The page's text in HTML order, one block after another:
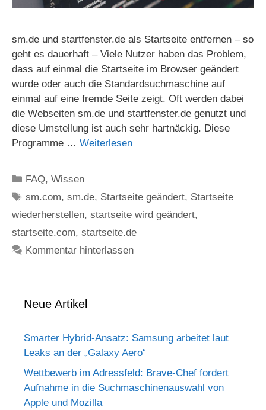
sm.de und startfenster.de als Startseite entfernen – so
geht es dauerhaft – Viele Nutzer haben das Problem,
dass auf einmal die Startseite im Browser geändert
wurde oder auch die Standardsuchmaschine auf
einmal auf eine fremde Seite zeigt. Oft werden dabei
die Webseiten sm.de und startfenster.de genutzt und
diese Umstellung ist auch sehr hartnäckig. Diese
Programme … Weiterlesen
Kategorien
FAQ,Wissen
Schlagwörter
sm.com,sm.de, Startseite geändert, Startseite
wiederherstellen, startseite wird geändert,
startseite.com, startseite.de
Kommentar hinterlassen
Neue Artikel
Smarter Hybrid-Ansatz: Samsung arbeitet laut
Leaks an der „Galaxy Aero“
Wettbewerb im Adressfeld: Brave-Chef fordert
Aufnahme in die Suchmaschinenauswahl von
Apple und Mozilla